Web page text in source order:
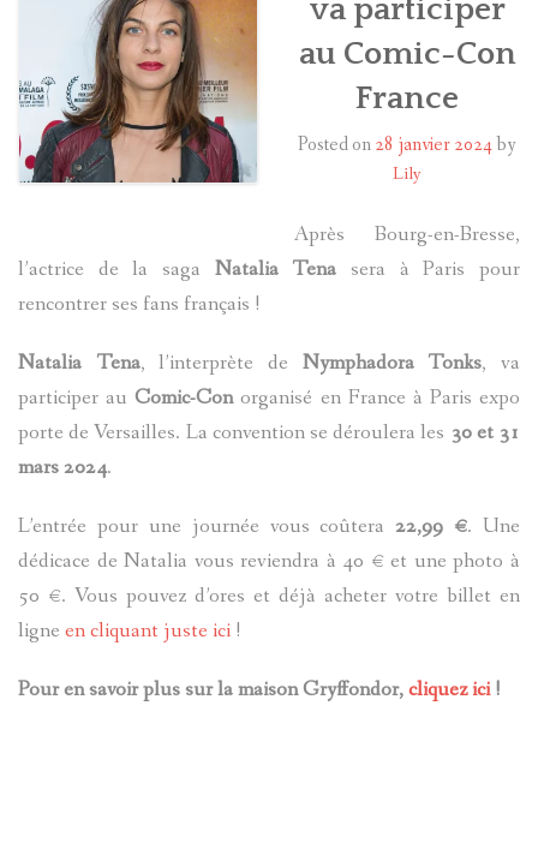
HARRY POTTER
LES ACTEURS
J.K. ROWLING
A PROPOS
va participer
au Comic-Con
France
Posted on28 janvier 2024by
Lily
Après Bourg-en-Bresse,
l’actrice de la saga Natalia Tena sera à Paris pour
rencontrer ses fans français !
Natalia Tena, l’interprète de Nymphadora Tonks, va
participer auComic-Conorganisé en France à Paris expo
porte de Versailles. La convention se déroulera les 30 et 31
mars 2024.
L’entrée pour une journée vous coûtera 22,99 €. Une
dédicace de Natalia vous reviendra à 40 € et une photo à
50 €. Vous pouvez d’ores et déjà acheter votre billet en
ligne en cliquant juste ici !
Pour en savoir plus sur la maison Gryffondor,cliquez ici!